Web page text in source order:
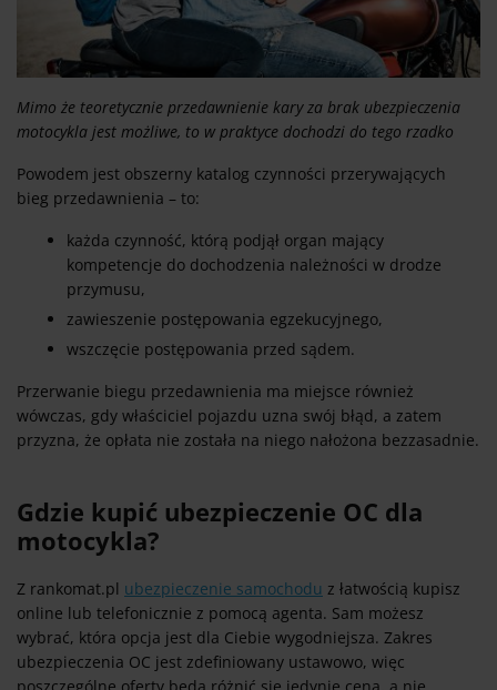
Mimo że teoretycznie przedawnienie kary za brak ubezpieczenia
motocykla jest możliwe, to w praktyce dochodzi do tego rzadko
Powodem jest obszerny katalog czynności przerywających
bieg przedawnienia – to:
każda czynność, którą podjął organ mający
kompetencje do dochodzenia należności w drodze
przymusu,
zawieszenie postępowania egzekucyjnego,
wszczęcie postępowania przed sądem.
Przerwanie biegu przedawnienia ma miejsce również
wówczas, gdy właściciel pojazdu uzna swój błąd, a zatem
przyzna, że opłata nie została na niego nałożona bezzasadnie.
Gdzie kupić ubezpieczenie OC dla
motocykla?
Z rankomat.pl ubezpieczenie samochodu z łatwością kupisz
online lub telefonicznie z pomocą agenta. Sam możesz
wybrać, która opcja jest dla Ciebie wygodniejsza. Zakres
ubezpieczenia OC jest zdefiniowany ustawowo, więc